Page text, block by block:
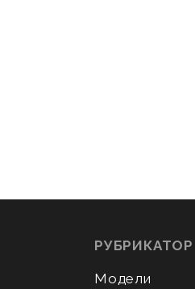
РУБРИКАТОР
Модели